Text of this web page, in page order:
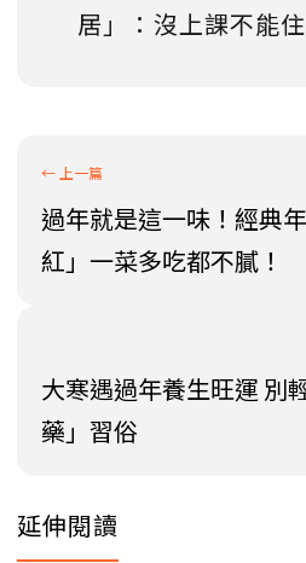
居」：沒上課不能
過年就是這一味！經典
紅」一菜多吃都不膩！
大寒遇過年養生旺運 別
藥」習俗
延伸閱讀